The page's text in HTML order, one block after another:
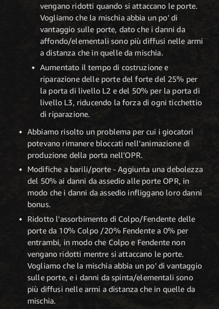
vengano ridotti quando si attaccano le porte.
Vogliamo che la mischia abbia un po' di
vantaggio sulle porte, dato che i danni da
affondo/elementali sono più diffusi nelle armi
a distanza che in quelle da mischia.
Aumentato il tempo di costruzione e
riparazione delle porte del forte del 25% per
la porta di livello L2 e del 50% per la porta di
livello L3, riducendo la forza di ogni ticchettio
di riparazione.
Abbiamo risolto un problema per cui i giocatori
potevano rimanere bloccati nell’animazione di
produzione della porta nell'OPR.
Modifiche a barili/porte - Aggiunta una debolezza
del 50% ai danni da assedio alle porte OPR, in
modo che i danni da assedio infliggano loro danni
bonus.
Ridotto l'assorbimento di Colpo/Fendente delle
porte da 10% Colpo /20% Fendente a 0% per
entrambi, in modo che Colpo e Fendente non
vengano ridotti mentre si attaccano le porte.
Vogliamo che la mischia abbia un po' di vantaggio
sulle porte, e i danni da spinta/elementali sono
più diffusi nelle armi a distanza che in quelle da
mischia.